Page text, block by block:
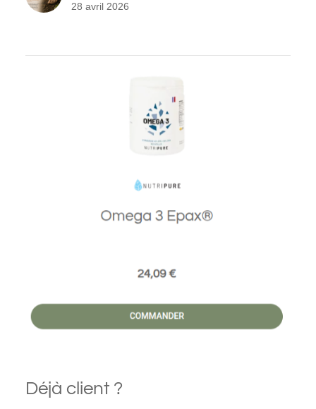
28 avril 2026
Déjà client ?